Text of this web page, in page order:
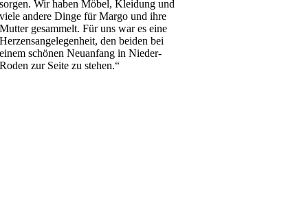
sorgen. Wir haben Möbel, Kleidung und
viele andere Dinge für Margo und ihre
Mutter gesammelt. Für uns war es eine
Herzensangelegenheit, den beiden bei
einem schönen Neuanfang in Nieder-
Roden zur Seite zu stehen.“